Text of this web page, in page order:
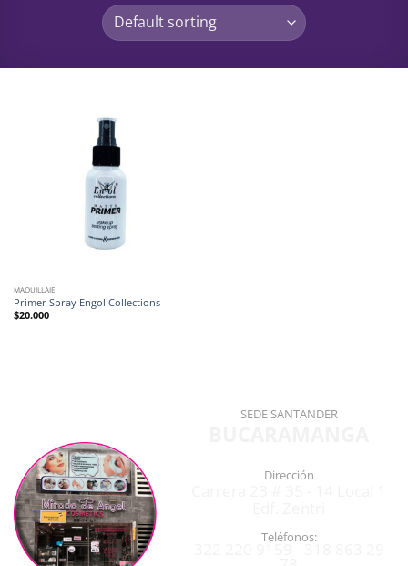
MAQUILLAJE
Primer Spray Engol Collections
$20.000
SEDE SANTANDER
Dirección
Teléfonos: